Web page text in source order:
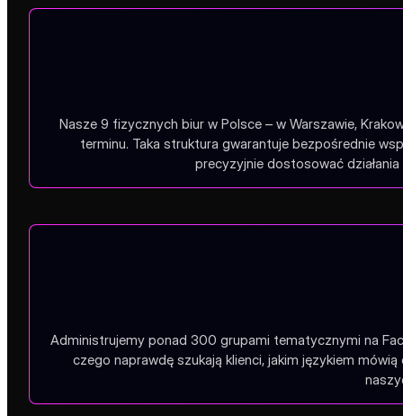
Nasze 9 fizycznych biur w Polsce – w Warszawie,
terminu. Taka struktura gwarantuje bezpośrednie
precyzyjnie dostosować
Administrujemy ponad 300 grupami tematycznymi na
czego naprawdę szukają klienci, jakim językiem